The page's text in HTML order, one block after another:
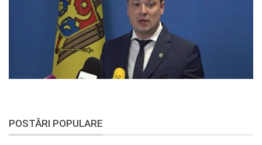
POSTĂRI POPULARE